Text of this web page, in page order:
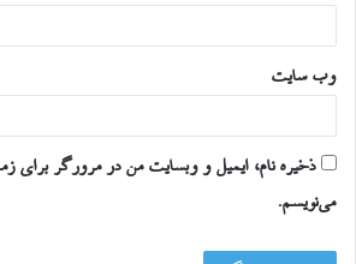
وب‌ سایت
ذخیره نام، ایمیل و وبسایت من در مرورگر برای
می‌نویسم.